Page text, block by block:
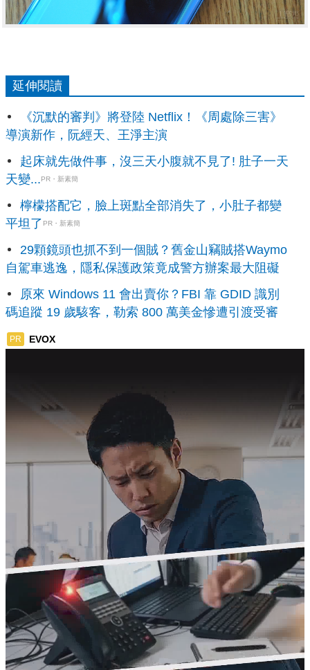
延伸閱讀
《沉默的審判》將登陸 Netflix！《周處除三害》
導演新作，阮經天、王淨主演
起床就先做件事，沒三天小腹就不見了! 肚子一天
天變...PR・新素簡
檸檬搭配它，臉上斑點全部消失了，小肚子都變
平坦了 PR・新素簡
29顆鏡頭也抓不到一個賊？舊金山竊賊搭Waymo
自駕車逃逸，隱私保護政策竟成警方辦案最大阻礙
原來 Windows 11 會出賣你？FBI 靠 GDID 識別
碼追蹤 19 歲駭客，勒索 800 萬美金慘遭引渡受審
PR EVOX